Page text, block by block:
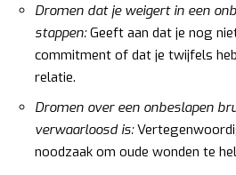
Dromen dat je weigert in een
stappen:Geeft aan dat je nog
commitment of dat je twijfels
relatie.
Dromen over een onbeslapen
verwaarloosd is:
noodzaak om oude wonden te